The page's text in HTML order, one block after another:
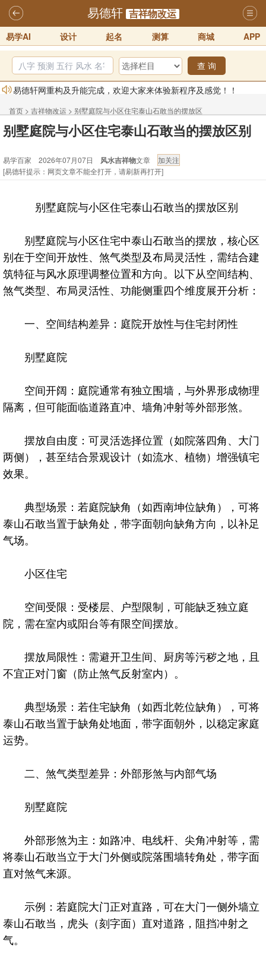
易德轩 吉祥物改运
易学AI 设计 起名 测算 商城 APP
查 询
易德轩网重构及升能完成，欢迎大家来体验新程序及感觉！！
2025-07-01
2026年化太岁锦囊属马、鼠、牛、龙、兔、狗、鸡生肖化太岁开始预
订！！
2025-10-01
2026丙午年铁笔居士精批年运说明
2025-10-12
易德轩首席风水大师铁笔居士简介！！
易德轩易学ai，ai批八字紫微命理相学，ai智能体客服系统开通，欢迎
首页 > 吉祥物改运 > 别墅庭院与小区住宅泰山石敢当的摆放区
别
别墅庭院与小区住宅泰山石敢当的摆放区别
易学百家 2026年07月07日 风水吉祥物文章
[易德轩提示：网页文章不能全打开，请刷新再打开]
别墅庭院与小区住宅泰山石敢当的摆放区别
别墅庭院与小区住宅中泰山石敢当的摆放，核心区
别在于空间开放性、煞气类型及布局灵活性，需结合建
筑特征与风水原理调整位置和方向。以下从空间结构、
煞气类型、布局灵活性、功能侧重四个维度展开分析：
一、空间结构差异：庭院开放性与住宅封闭性
别墅庭院
空间开阔：庭院通常有独立围墙，与外界形成物理
隔离，但可能面临道路直冲、墙角冲射等外部形煞。
摆放自由度：可灵活选择位置（如院落四角、大门
两侧），甚至结合景观设计（如流水、植物）增强镇宅
效果。
典型场景：若庭院缺角（如西南坤位缺角），可将
泰山石敢当置于缺角处，带字面朝向缺角方向，以补足
气场。
小区住宅
空间受限：受楼层、户型限制，可能缺乏独立庭
院，需在室内或阳台等有限空间摆放。
摆放局限性：需避开卫生间、厨房等污秽之地，且
不宜正对门窗（防止煞气反射室内）。
典型场景：若住宅缺角（如西北乾位缺角），可将
泰山石敢当置于缺角处地面，带字面朝外，以稳定家庭
运势。
二、煞气类型差异：外部形煞与内部气场
别墅庭院
外部形煞为主：如路冲、电线杆、尖角冲射等，需
将泰山石敢当立于大门外侧或院落围墙转角处，带字面
直对煞气来源。
示例：若庭院大门正对直路，可在大门一侧外墙立
泰山石敢当，虎头（刻字面）直对道路，阻挡冲射之
气。